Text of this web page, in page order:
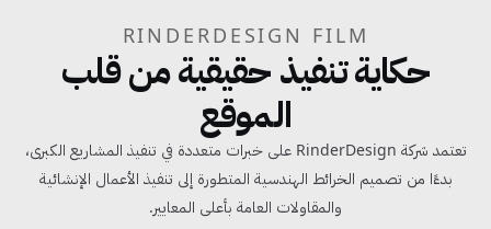
RINDERDESIGN FILM
حكاية تنفيذ حقيقية من قلب
الموقع
تعتمد شركة RinderDesign على خبرات متعددة في تنفيذ المشاريع الكبرى،
بدءًا من تصميم الخرائط الهندسية المتطورة إلى تنفيذ الأعمال الإنشائية
والمقاولات العامة بأعلى المعايير.